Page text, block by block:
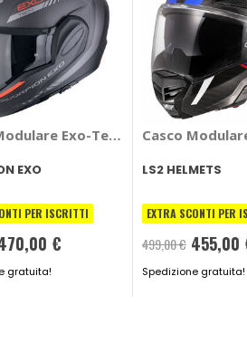
Exo-Tech EVO Cosy Carbon
EXO
PER ISCRITTI
€
gratuita!
Casco
LS2 HELMETS
EXTRA SCONTI PER
499,00 € 455,00
Spedizione gratuita!